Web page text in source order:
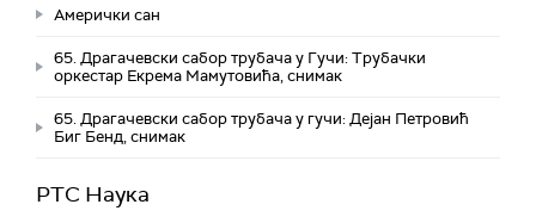
Амерички сан
65. Драгачевски сабор трубача у Гучи: Трубачки
оркестар Екрема Мамутовића, снимак
65. Драгачевски сабор трубача у гучи: Дејан Петровић
Биг Бeнд, снимак
РТС Наука